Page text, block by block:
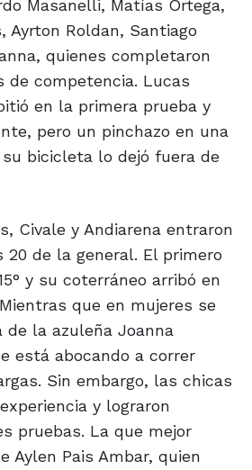
Masanelli, Matías Ortega,
Ayrton Roldan, Santiago
quienes completaron
de competencia. Lucas
en la primera prueba y
pero un pinchazo en una
bicicleta lo dejó fuera de
Civale y Andiarena entraron
de la general. El primero
y su coterráneo arribó en
que en mujeres se
de la azuleña Joanna
está abocando a correr
Sin embargo, las chicas
y lograron
pruebas. La que mejor
Aylen Pais Ambar, quien